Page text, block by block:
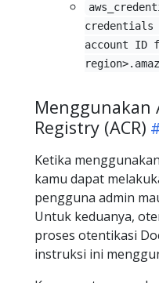
credentials
account ID
Menggunakan
Registry (ACR)
Ketika menggunakan
kamu dapat
pengguna admin
Untuk keduanya,
proses otentikasi
instruksi ini